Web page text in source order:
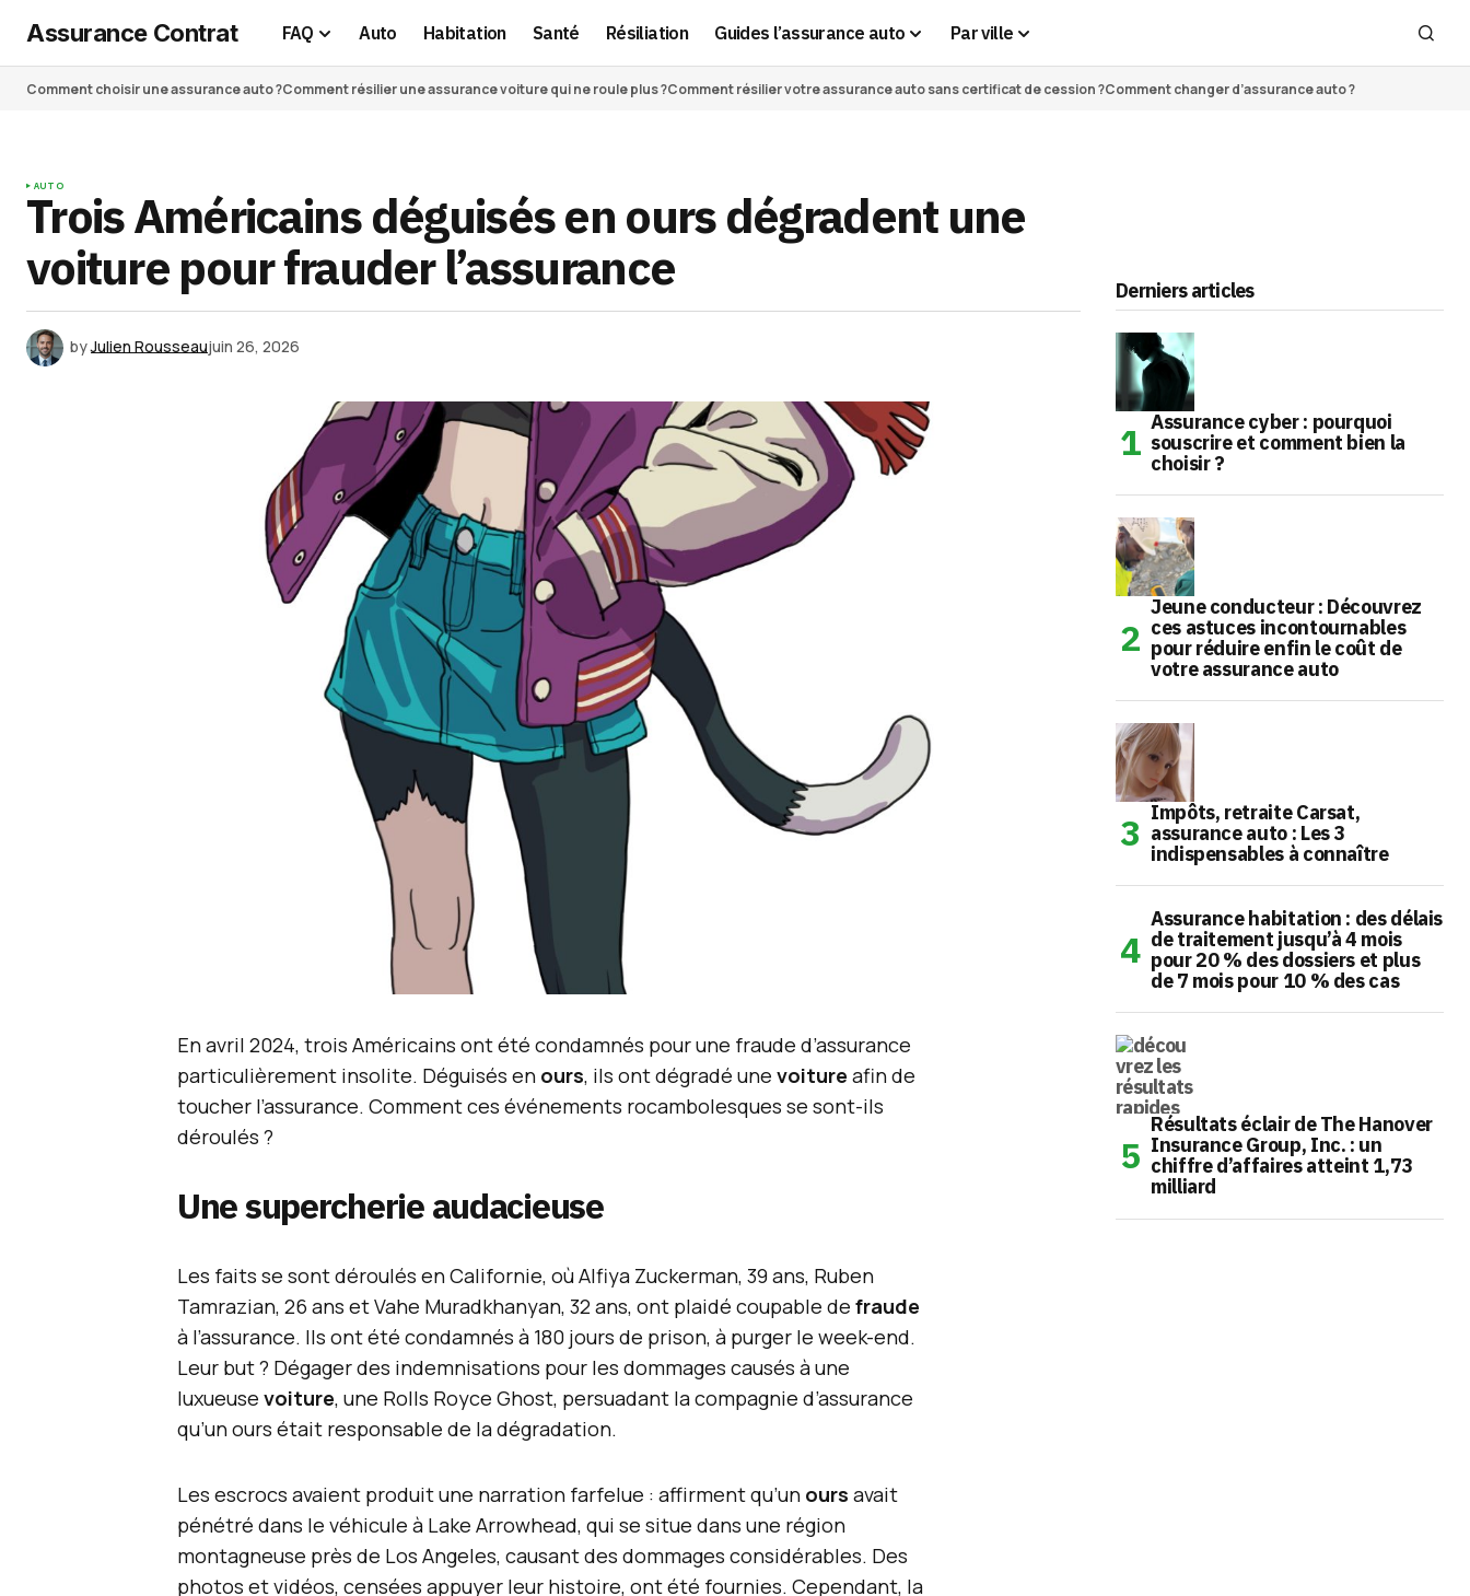
Assurance Contrat FAQ Auto Habitation Santé Résiliation Guides l’assurance auto Par ville
Comment choisir une assurance auto ?Comment résilier une assurance voiture qui ne roule plus ?Comment résilier votre assurance auto sans certificat de cession ?Comment changer d’assurance auto ?
AUTO
Trois Américains déguisés en ours dégradent une
voiture pour frauder l’assurance
byJulien Rousseaujuin 26, 2026
En avril 2024, trois Américains ont été condamnés pour une fraude d’assurance
particulièrement insolite. Déguisés en ours, ils ont dégradé une voiture afin de
toucher l’assurance. Comment ces événements rocambolesques se sont-ils
déroulés ?
Une supercherie audacieuse
Les faits se sont déroulés en Californie, où Alfiya Zuckerman, 39 ans, Ruben
Tamrazian, 26 ans et Vahe Muradkhanyan, 32 ans, ont plaidé coupable de fraude
à l’assurance. Ils ont été condamnés à 180 jours de prison, à purger le week-end.
Leur but ? Dégager des indemnisations pour les dommages causés à une
luxueuse voiture, une Rolls Royce Ghost, persuadant la compagnie d’assurance
qu’un ours était responsable de la dégradation.
Les escrocs avaient produit une narration farfelue : affirment qu’un ours avait
pénétré dans le véhicule à Lake Arrowhead, qui se situe dans une région
montagneuse près de Los Angeles, causant des dommages considérables. Des
photos et vidéos, censées appuyer leur histoire, ont été fournies. Cependant, la
Derniers articles
Assurance cyber : pourquoi
souscrire et comment bien la
choisir ?
Jeune conducteur : Découvrez
ces astuces incontournables
pour réduire enfin le coût de
votre assurance auto
Impôts, retraite Carsat,
assurance auto : Les 3
indispensables à connaître
Assurance habitation : des délais
de traitement jusqu’à 4 mois
pour 20 % des dossiers et plus
de 7 mois pour 10 % des cas
Résultats éclair de The Hanover
Insurance Group, Inc. : un
chiffre d’affaires atteint 1,73
milliard